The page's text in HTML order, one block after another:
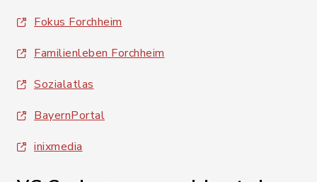
Fokus Forchheim
Familienleben Forchheim
Sozialatlas
BayernPortal
inixmedia